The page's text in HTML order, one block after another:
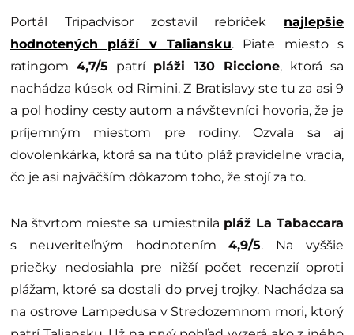
Portál Tripadvisor zostavil rebríček najlepšie
hodnotených pláží v Taliansku. Piate miesto s
ratingom4,7/5 patrí pláži 130 Riccione, ktorá sa
nachádza kúsok od Rimini. Z Bratislavy ste tu za asi 9
a pol hodiny cesty autom a návštevníci hovoria, že je
príjemným miestom pre rodiny. Ozvala sa aj
dovolenkárka, ktorá sa na túto pláž pravidelne vracia,
čo je asi najväčším dôkazom toho, že stojí za to.
Na štvrtom mieste sa umiestnila pláž La Tabaccara
s neuveriteľným hodnotením4,9/5. Na vyššie
priečky nedosiahla pre nižší počet recenzií oproti
plážam, ktoré sa dostali do prvej trojky. Nachádza sa
na ostrove Lampedusa v Stredozemnom mori, ktorý